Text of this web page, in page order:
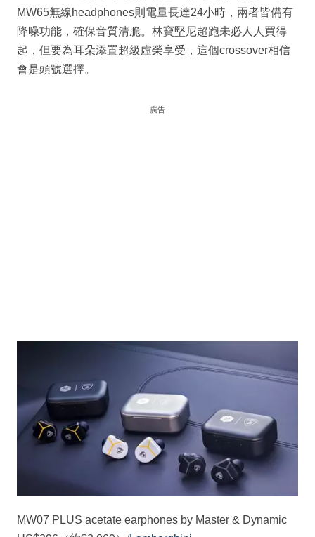
MW65無線headphones則電量長達24小時，兩者皆備有
降噪功能，確保音質清脆。林寶堅尼超跑未必人人買得
起，但要為耳朵添置超級虛榮享受，這個crossover相信
會是頭號選擇。
廣告
MW07 PLUS acetate earphones by Master & Dynamic